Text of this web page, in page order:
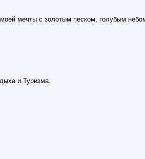
моей мечты с золотым песком, голубым
и Туризма.